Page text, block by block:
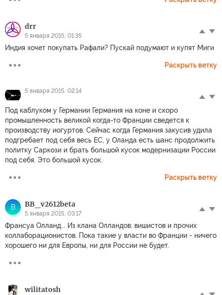
drr
5 января 2015, 01:35
Индия хочет покупать Рафали? Пускай подумают и купят Миги
Раскрыть ветку
5 января 2015, 02:14
Под каблуком у Германии Германия на коне и скоро
промышленность великой когда-то Франции сведется к
производству иогуртов. Сейчас когда Германия закусив удила
подгребает под себя весь ЕС, у Оланда есть шанс продолжить
политку Саркози и брать большой кусок модернизации России
под себя. Это большой кусок.
Раскрыть ветку
B BB_v2612beta
5 января 2015, 03:17
Франсуа Олланд... Из клана Олландов: вишистов и прочих
коллаборационистов. Пока такие у власти во Франции - ничего
хорошего ни для Европы, ни для России не будет.
wilitatosh